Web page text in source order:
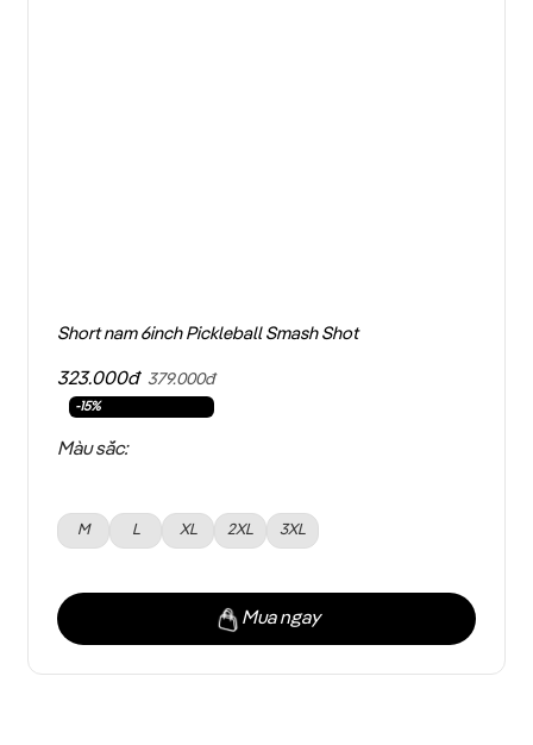
Short nam 6inch Pickleball Smash Shot
323.000đ 379.000đ
-15%
Màu sắc:
M L XL 2XL 3XL
Mua ngay